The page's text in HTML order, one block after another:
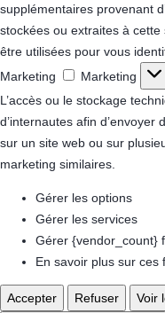
supplémentaires provenant
stockées ou extraites à
être utilisées pour vous
Marketing
Marketing
L’accès ou le stockage
d’internautes afin d’envoyer
sur un site web ou sur
marketing similaires.
Gérer les options
Gérer les services
Gérer {vendor_count}
En savoir plus sur ces
Accepter Refuser Voir